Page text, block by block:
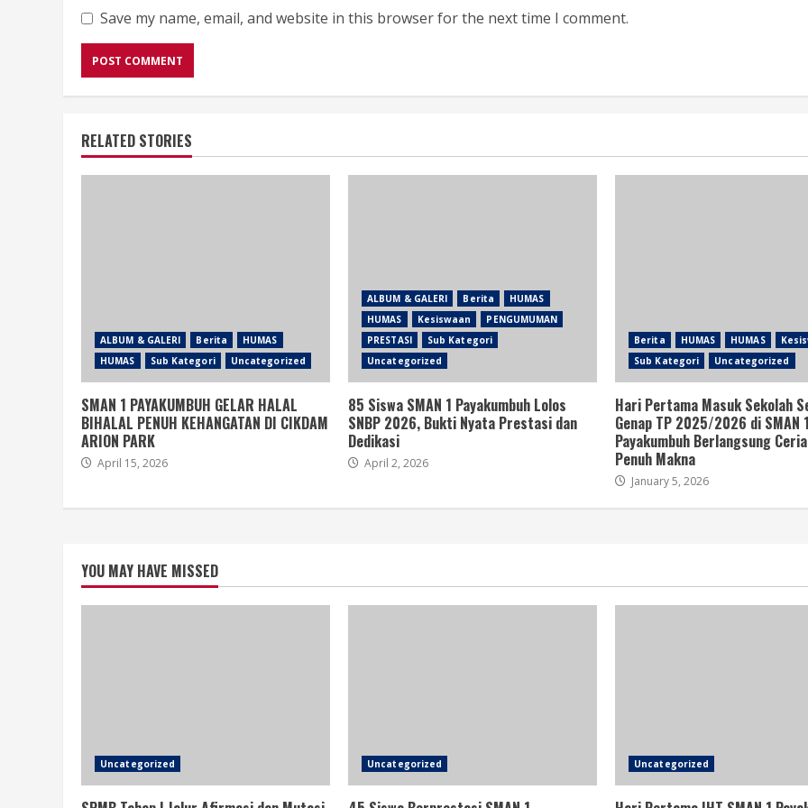
Save my name, email, and website in this browser for the next time I comment.
RELATED STORIES
ALBUM & GALERI Berita
HUMAS
HUMAS
Sub Kategori Uncategorized
SMAN 1 PAYAKUMBUH GELAR HALAL
BIHALAL PENUH KEHANGATAN DI CIKDAM
ARION PARK
April 15, 2026
ALBUM & GALERI Berita
HUMAS
HUMAS
Kesiswaan
PENGUMUMAN
PRESTASI
Sub Kategori
Uncategorized
85 Siswa SMAN 1 Payakumbuh Lolos
SNBP 2026, Bukti Nyata Prestasi dan
Dedikasi
April 2, 2026
Berita HUMAS HUMAS
Sub Kategori
Uncategorized
Hari Pertama Masuk Sekolah
Genap TP 2025/2026 di SMAN 1
Payakumbuh Berlangsung
Penuh Makna
January 5, 2026
YOU MAY HAVE MISSED
Uncategorized Uncategorized Uncategorized